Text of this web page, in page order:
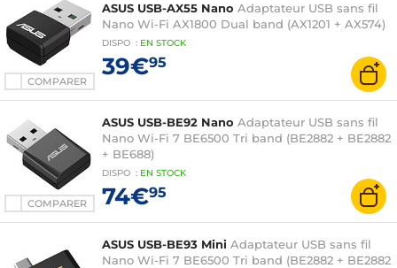
COMPARER
ASUS USB-AX55 Nano Adaptateur USB sans fil
Nano Wi-Fi AX1800 Dual band (AX1201 + AX574)
DISPO : EN STOCK
39€95
COMPARER
ASUS USB-BE92 Nano Adaptateur USB sans fil
Nano Wi-Fi 7 BE6500 Tri band (BE2882 + BE2882
+ BE688)
DISPO : EN STOCK
74€95
ASUS USB-BE93 Mini Adaptateur USB sans fil
Nano Wi-Fi 7 BE6500 Tri band (BE2882 + BE2882